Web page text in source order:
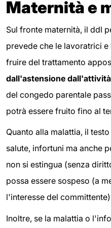
Maternità e
Sul fronte maternità, il ddl
prevede che le lavoratrici
fruire del trattamento
dall'astensione
del congedo parentale
potrà essere fruito fino al
Quanto alla malattia, il
salute, infortuni ma anche
non si estingua (senza
possa essere sospeso (a
l'interesse del
Inoltre, se la malattia o